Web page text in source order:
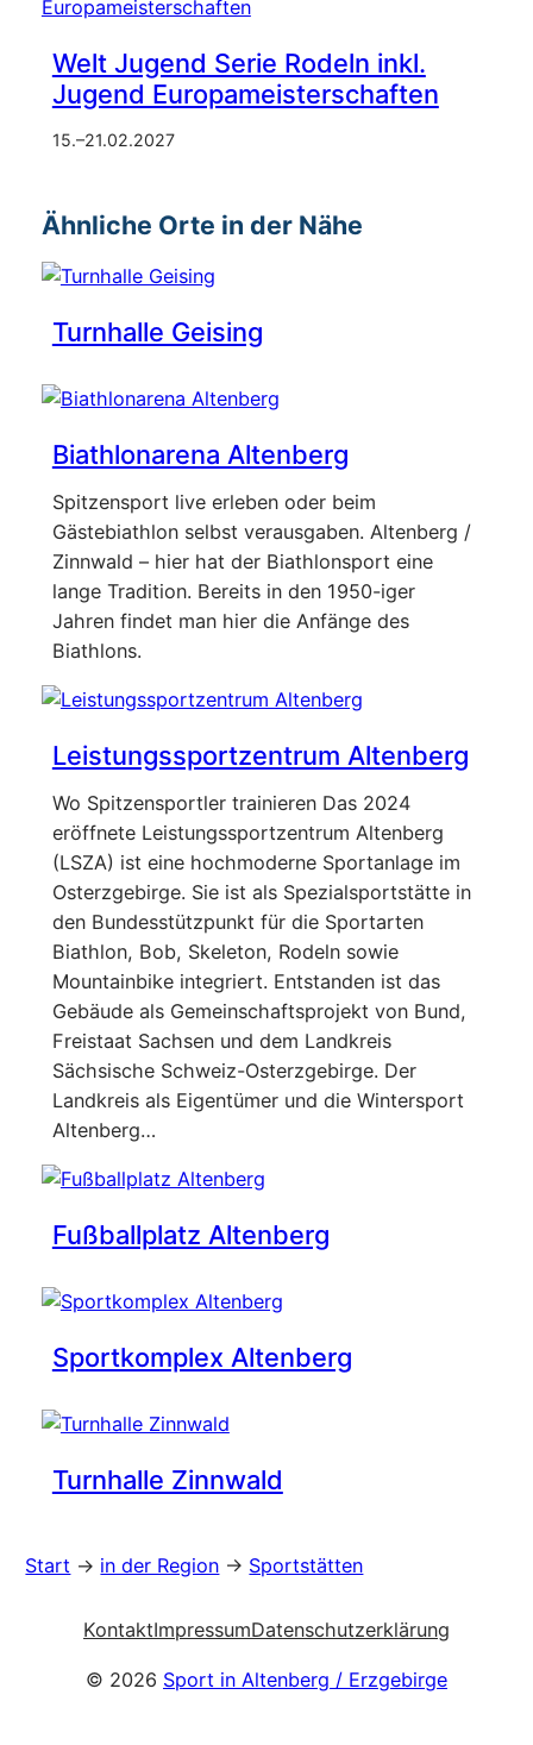
Welt Jugend Serie Rodeln inkl.
Jugend Europameisterschaften
15.–21.02.2027
Ähnliche Orte in der Nähe
Turnhalle Geising
Biathlonarena Altenberg
Spitzensport live erleben oder beim
Gästebiathlon selbst verausgaben. Altenberg /
Zinnwald – hier hat der Biathlonsport eine
lange Tradition. Bereits in den 1950-iger
Jahren findet man hier die Anfänge des
Biathlons.
Leistungssportzentrum Altenberg
Wo Spitzensportler trainieren Das 2024
eröffnete Leistungssportzentrum Altenberg
(LSZA) ist eine hochmoderne Sportanlage im
Osterzgebirge. Sie ist als Spezialsportstätte in
den Bundesstützpunkt für die Sportarten
Biathlon, Bob, Skeleton, Rodeln sowie
Mountainbike integriert. Entstanden ist das
Gebäude als Gemeinschaftsprojekt von Bund,
Freistaat Sachsen und dem Landkreis
Sächsische Schweiz-Osterzgebirge. Der
Landkreis als Eigentümer und die Wintersport
Altenberg…
Fußballplatz Altenberg
Sportkomplex Altenberg
Turnhalle Zinnwald
Start → in der Region → Sportstätten
KontaktImpressumDatenschutzerklärung
© 2026 Sport in Altenberg / Erzgebirge